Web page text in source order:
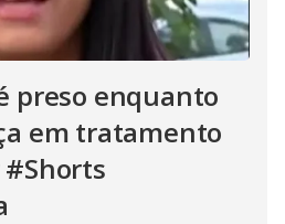
preso enquanto
em tratamento